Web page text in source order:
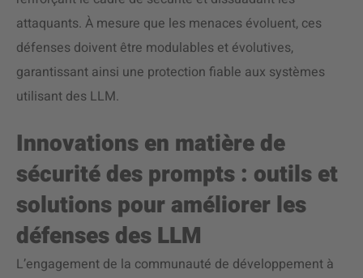
attaquants. À mesure que les menaces évoluent, ces
défenses doivent être modulables et évolutives,
garantissant ainsi une protection fiable aux systèmes
utilisant des LLM.
Innovations en matière de
sécurité des prompts : outils et
solutions pour améliorer les
défenses des LLM
L’engagement de la communauté de développement à